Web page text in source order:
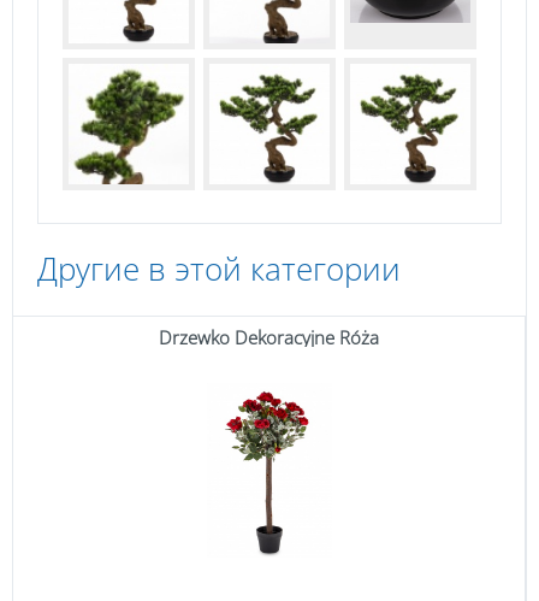
Другие в этой категории
Drzewko Dekoracyjne Róża